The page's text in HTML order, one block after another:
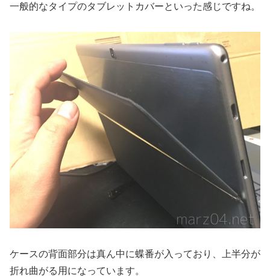
一般的なタイプのタブレットカバーといった感じですね。
ケースの背面部分は真ん中に蝶番が入っており、上半分が
折れ曲がる用になっています。